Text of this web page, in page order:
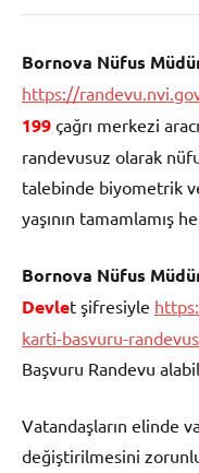
Bornova Nüfus
https://
199 çağrı merkezi
randevusuz olarak
talebinde biyometrik
yaşının tamamlamış
Bornova Nüfus
Devlet şifresiyle
karti-basvuru-
Başvuru Randevu
Vatandaşların elinde
değiştirilmesini